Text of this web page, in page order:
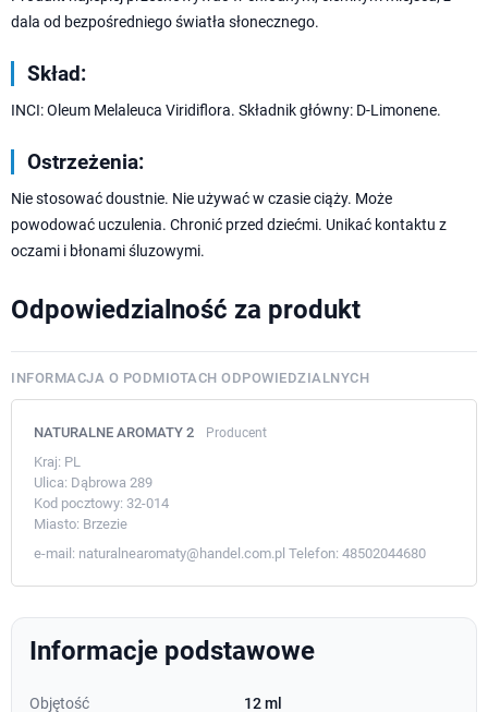
dala od bezpośredniego światła słonecznego.
Skład:
INCI: Oleum Melaleuca Viridiflora. Składnik główny: D-Limonene.
Ostrzeżenia:
Nie stosować doustnie. Nie używać w czasie ciąży. Może
powodować uczulenia. Chronić przed dziećmi. Unikać kontaktu z
oczami i błonami śluzowymi.
Odpowiedzialność za produkt
INFORMACJA O PODMIOTACH ODPOWIEDZIALNYCH
NATURALNE AROMATY 2 Producent
Kraj: PL
Ulica: Dąbrowa 289
Kod pocztowy: 32-014
Miasto: Brzezie
e-mail: naturalnearomaty@handel.com.pl Telefon: 48502044680
Informacje podstawowe
Objętość 12 ml